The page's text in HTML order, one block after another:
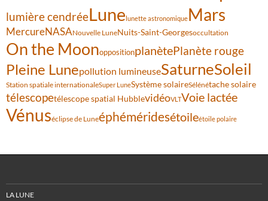
lumière cendréeLunelunette astronomiqueMars
MercureNASANouvelle LuneNuits-Saint-Georgesoccultation
On the MoonoppositionplanètePlanète rouge
Pleine Lunepollution lumineuseSaturneSoleil
Station spatiale internationaleSuper LuneSystème solaireSélénétache solaire
télescopetélescope spatial HubblevidéoVLTVoie lactée
Vénuséclipse de Luneéphéméridesétoileétoile polaire
LA LUNE